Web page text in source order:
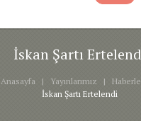
İskan Şartı
Anasayfa Yayınlarımız
İskan Şartı Ertelendi